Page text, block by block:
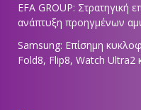
EFA GROUP: Στρατηγική
ανάπτυξη προηγμένων
Samsung: Επίσημη
Fold8, Flip8, Watch Ultra2